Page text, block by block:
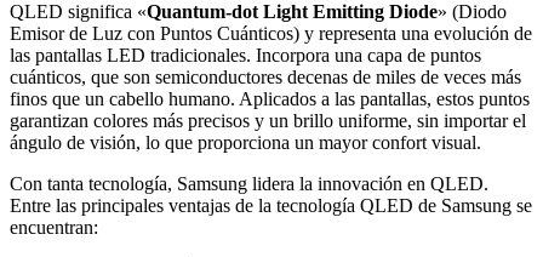
QLED significa «Quantum-dot Light Emitting Diode» (Diodo
Emisor de Luz con Puntos Cuánticos) y representa una evolución de
las pantallas LED tradicionales. Incorpora una capa de puntos
cuánticos, que son semiconductores decenas de miles de veces más
finos que un cabello humano. Aplicados a las pantallas, estos puntos
garantizan colores más precisos y un brillo uniforme, sin importar el
ángulo de visión, lo que proporciona un mayor confort visual.
Con tanta tecnología, Samsung lidera la innovación en QLED.
Entre las principales ventajas de la tecnología QLED de Samsung se
encuentran: